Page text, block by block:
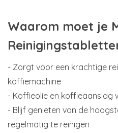
Waarom moet je
- Zorgt voor een krachtige
koffiemachine
- Koffieolie en koffieaanslag
- Blijf genieten van de
regelmatig te reinigen